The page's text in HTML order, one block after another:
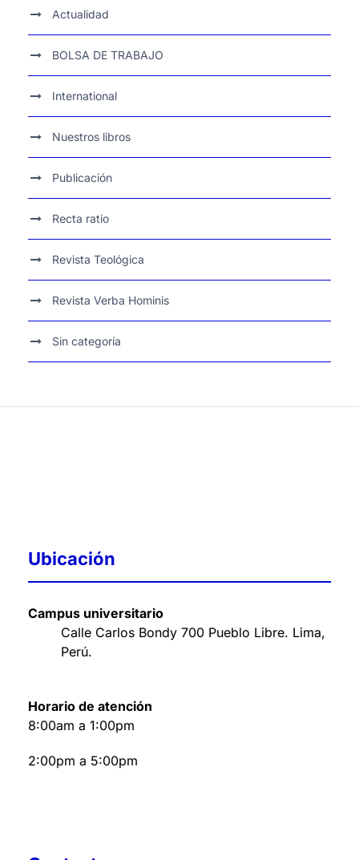
Actualidad
BOLSA DE TRABAJO
International
Nuestros libros
Publicación
Recta ratio
Revista Teológica
Revista Verba Hominis
Sin categoría
Ubicación
Campus universitario
Calle Carlos Bondy 700 Pueblo Libre. Lima,
Perú.
Horario de atención
8:00am a 1:00pm
2:00pm a 5:00pm